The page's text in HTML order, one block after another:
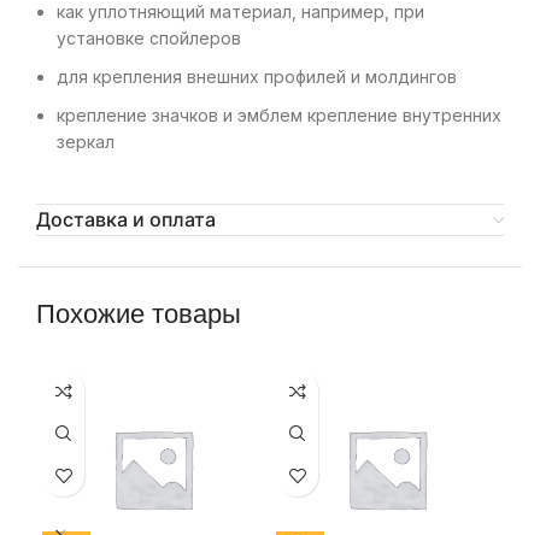
как уплотняющий материал, например, при
установке спойлеров
для крепления внешних профилей и молдингов
крепление значков и эмблем крепление внутренних
зеркал
Доставка и оплата
Похожие товары